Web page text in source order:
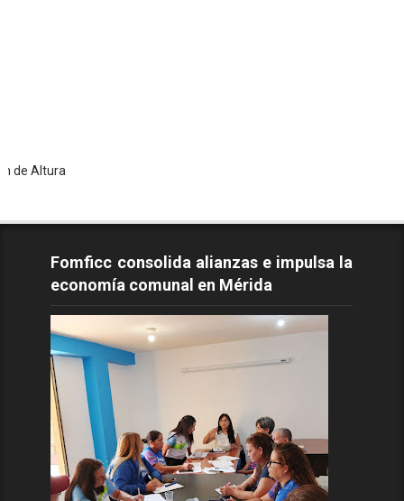
Fomficc consolida alianzas e impulsa la
economía comunal en Mérida